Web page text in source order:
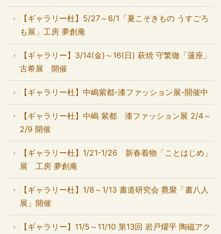
【ギャラリー杜】5/27～6/1「夏こそきもの うすごろ
も展」工房 夢創庵
【ギャラリー】3/14(金)～16(日) 萩焼 守繁徹「蓮座」
古希展 開催
【ギャラリー杜】中嶋紫都-漆ファッション展-開催中
【ギャラリー杜】中嶋 紫都 漆ファッション展 2/4～
2/9 開催
【ギャラリー杜】1/21-1/26 新春着物「ことはじめ」
展 工房 夢創庵
【ギャラリー杜】1/8～1/13 書道研究会 麑聚「書八人
展」開催
【ギャラリー】11/5～11/10 第13回 岩戸燿平 陶磁アク